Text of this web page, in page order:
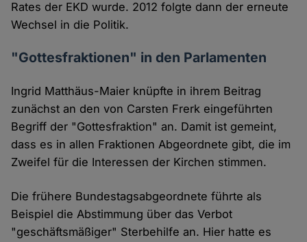
Rates der EKD wurde. 2012 folgte dann der erneute
Wechsel in die Politik.
"Gottesfraktionen" in den Parlamenten
Ingrid Matthäus-Maier knüpfte in ihrem Beitrag
zunächst an den von Carsten Frerk eingeführten
Begriff der "Gottesfraktion" an. Damit ist gemeint,
dass es in allen Fraktionen Abgeordnete gibt, die im
Zweifel für die Interessen der Kirchen stimmen.
Die frühere Bundestagsabgeordnete führte als
Beispiel die Abstimmung über das Verbot
"geschäftsmäßiger" Sterbehilfe an. Hier hatte es